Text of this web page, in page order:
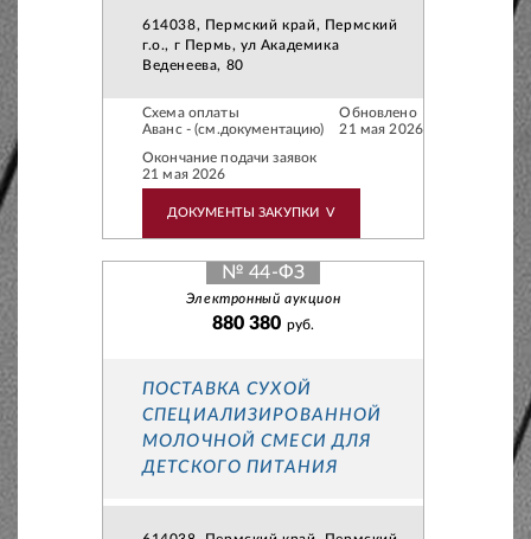
614038, Пермский край, Пермский
г.о., г Пермь, ул Академика
Веденеева, 80
Схема оплаты
Аванс - (см.документацию)
Обновлено
21 мая 2026
Окончание подачи заявок
21 мая 2026
ДОКУМЕНТЫ ЗАКУПКИ V
№ 44-ФЗ
Электронный аукцион
880 380 руб.
ПОСТАВКА СУХОЙ
СПЕЦИАЛИЗИРОВАННОЙ
МОЛОЧНОЙ СМЕСИ ДЛЯ
ДЕТСКОГО ПИТАНИЯ